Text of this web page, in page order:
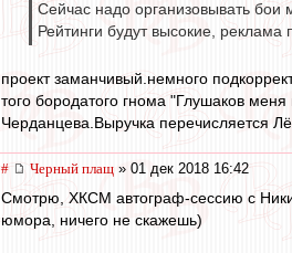
Сейчас надо организовывать
Рейтинги будут высокие, реклама
проект заманчивый.немного
того бородатого гнома "Глушаков
Черданцева.Выручка перечисляется
# Черный плащ » 01 дек 2018 16:42
Смотрю, ХКСМ автограф-сессию с
юмора, ничего не скажешь)